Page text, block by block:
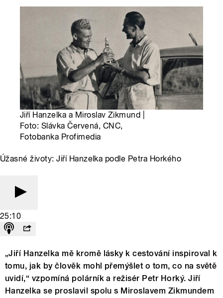
Jiří Hanzelka a Miroslav Zikmund |
Foto: Slávka Červená, CNC,
Fotobanka Profimedia
Úžasné životy: Jiří Hanzelka podle Petra Horkého
25:10
„Jiří Hanzelka mě kromě lásky k cestování inspiroval k
tomu, jak by člověk mohl přemýšlet o tom, co na světě
uvidí,“ vzpomíná polárník a režisér Petr Horký. Jiří
Hanzelka se proslavil spolu s Miroslavem Zikmundem